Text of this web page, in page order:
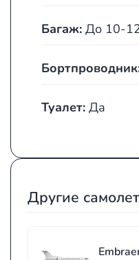
Багаж: До 10-
Туалет: Да
Другие